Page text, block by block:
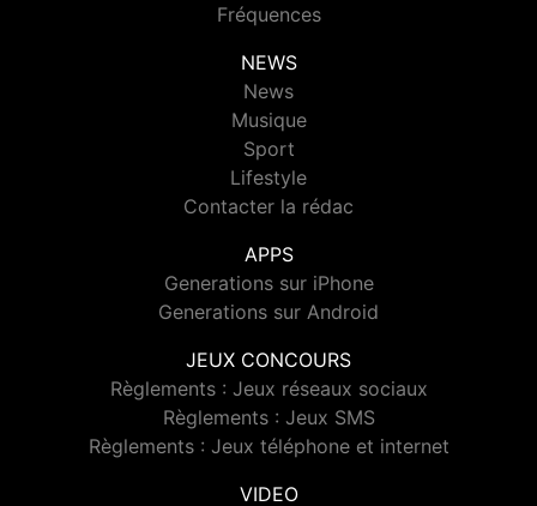
Fréquences
NEWS
News
Musique
Sport
Lifestyle
Contacter la rédac
APPS
Generations sur iPhone
Generations sur Android
JEUX CONCOURS
Règlements : Jeux réseaux sociaux
Règlements : Jeux SMS
Règlements : Jeux téléphone et internet
VIDEO